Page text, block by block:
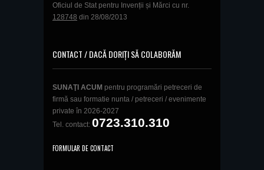
Oficiul de Stat pentru Invenții și Mărci cu nr.
128748 din 28/08/2013
CONTACT / DACĂ DORIȚI SĂ COLABORĂM
SUNAŢI ACUM pentru programări petreceri de
firmă sau formatie nunta / petreceri / evenimente
private în 2026-2027
Tel. contact: 0723.310.310
FORMULAR DE CONTACT